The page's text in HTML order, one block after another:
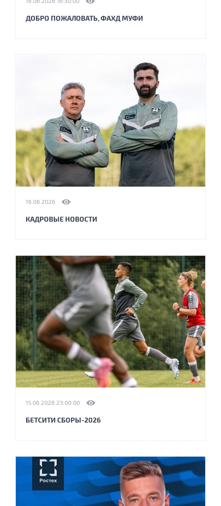
ДОБРО ПОЖАЛОВАТЬ, ФАХД МУФИ
16.06.2026
КАДРОВЫЕ НОВОСТИ
15.06.2026 23:00:00
БЕТСИТИ СБОРЫ-2026